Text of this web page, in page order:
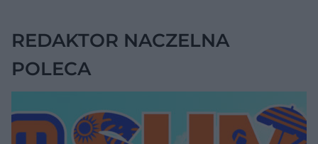
REDAKTOR NACZELNA
POLECA